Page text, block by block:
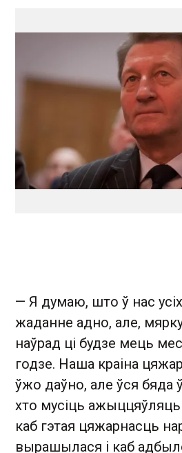
— Я думаю, што ў нас усіх
жаданне адно, але,
наўрад ці будзе мець
годзе. Наша краіна
ўжо даўно, але ўся бяда
хто мусіць
каб гэтая цяжарнасць
вырашылася і каб